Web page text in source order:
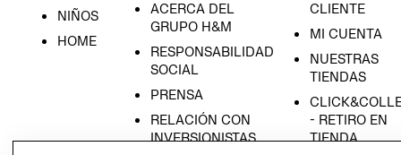
NIÑOS
HOME
ACERCA DEL
GRUPO H&M
RESPONSABILIDAD
SOCIAL
PRENSA
RELACIÓN CON
INVERSIONISTAS
CLIENTE
MI CUENTA
NUESTRAS
TIENDAS
- RETIRO EN
TIENDA